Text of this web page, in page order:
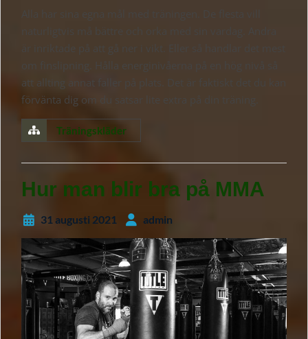
Alla har sina egna mål med träningen. De flesta vill
naturligtvis må bättre och orka med sin vardag. Andra
är inriktade på att gå ner i vikt. Eller så handlar det mest
om finslipning. Hålla energinivåerna på en hög nivå så
att allting annat faller på plats. Det är faktiskt det du kan
förvänta dig om du satsar lite extra på din träning.
Träningskläder
Hur man blir bra på MMA
31 augusti 2021 admin